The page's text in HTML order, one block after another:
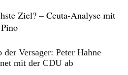
Ziel? – Ceuta-Analyse mit
der Versager: Peter Hahne
mit der CDU ab